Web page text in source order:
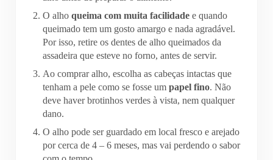
O alhoqueima com muita facilidade e quando
queimado tem um gosto amargo e nada agradável.
Por isso, retire os dentes de alho queimados da
assadeira que esteve no forno, antes de servir.
Ao comprar alho, escolha as cabeças intactas que
tenham a pele como se fosse um papel fino. Não
deve haver brotinhos verdes à vista, nem qualquer
dano.
O alho pode ser guardado em local fresco e arejado
por cerca de 4 – 6 meses, mas vai perdendo o sabor